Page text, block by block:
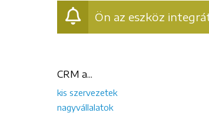
Ön az eszköz
CRM a...
kis szervezetek
nagyvállalatok